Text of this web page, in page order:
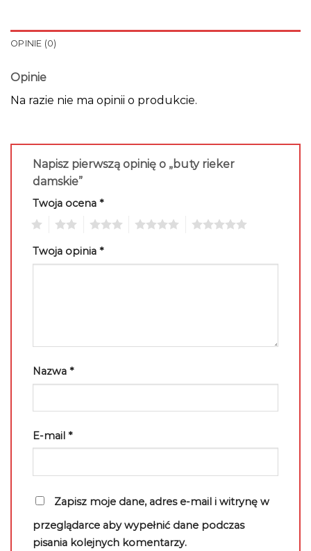
OPINIE (0)
Opinie
Na razie nie ma opinii o produkcie.
Napisz pierwszą opinię o „buty rieker
damskie”
Twoja ocena *
Twoja opinia *
Nazwa *
E-mail *
Zapisz moje dane, adres e-mail i witrynę w
przeglądarce aby wypełnić dane podczas
pisania kolejnych komentarzy.